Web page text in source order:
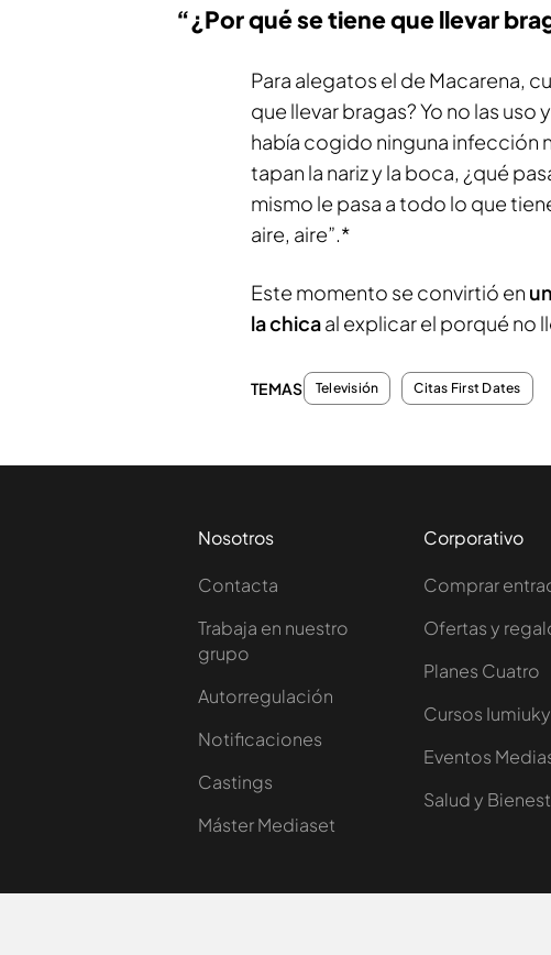
“¿Por qué se tiene que llevar
Para alegatos el de Macarena,
que llevar bragas? Yo no las
había cogido ninguna infección
tapan la nariz y la boca, ¿qué
mismo le pasa a todo lo que
aire, aire”.*
Este momento se convirtió en
la chicaal explicar el porqué no
TEMAS Televisión Citas First Dates
Nosotros
Contacta
Trabaja en nuestro
grupo
Autorregulación
Notificaciones
Castings
Máster Mediaset
Corporativo
Comprar
Ofertas y
Planes Cuatro
Cursos Iumiuky
Eventos
Salud y